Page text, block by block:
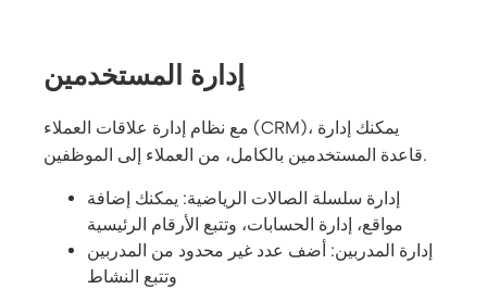
إدارة المستخدمين
مع نظام إدارة علاقات العملاء (CRM)، يمكنك إدارة
قاعدة المستخدمين بالكامل، من العملاء إلى الموظفين.
إدارة سلسلة الصالات الرياضية: يمكنك إضافة
مواقع، إدارة الحسابات، وتتبع الأرقام الرئيسية
إدارة المدربين: أضف عدد غير محدود من المدربين
وتتبع النشاط